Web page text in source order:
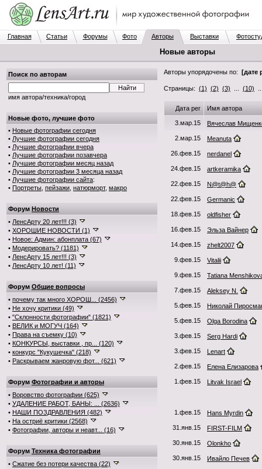
Главная Статьи Форумы Фото Авторы Выставки
Новые авторы
Поиск по авторам
имя автора/техника/город
Новые фото, лучшие фото
• Новые фотографии сегодня
• Лучшие фотографии сегодня
• Лучшие фотографии вчера
• Лучшие фотографии позавчера
• Лучшие фотографии месяц назад
• Лучшие фотографии 3 месяца назад
• Лучшие фотографии сайта:
• Портреты пейзажи натюрморт, макро
Форум Новости
• ЛенсАрту 20 лет!!! (3)
• ХОРОШИЕ НОВОСТИ (1)
• Новое: Админ: абонплата (67)
• Модерировать? (1181)
• ЛенсАрту 15 лет!!! (3)
• ЛенсАрту 10 лет! (11)
Форум Общие вопросы
• почему так много ХОРОШ... (2456)
• Не хочу критики (49)
• "Склонности фотографии" (1821)
• ВЕЛИК и МОГУЧ (164)
• Права на съемку (10)
• КОНКУРСЫ, выставки , пр... (120)
• конкурс "Кукушечка" (218)
• Раскрываем жанровую фот... (621)
Форум Фотографии и авторы
• Воровство фотографии (625)
• УДАЛЕНИЕ РАБОТ, БАНЫ: ... (2636)
• НАШИ ПОЗДРАВЛЕНИЯ (482)
• На остриё критики (2568)
• Фотографии, авторы и неавт... (16)
Форум Техника фотографии
• Сжатие без потери качества (22)
Авторы упорядочены по: [дате
Страницы: (1) (2) (3) (10)
Дата рег Имя автора
3.мар.15 Вячеслав
2.мар.15 Meanuta
26.фев.15 nerdanel
24.фев.15 artkeramika
22.фев.15 N@t@h@
22.фев.15 Germanic
18.фев.15 oldfisher
16.фев.15 Эльза Вайнер
14.фев.15 zhelt2007
9.фев.15 Vitalii
9.фев.15 Tatiana
7.фев.15 Aleksey N.
5.фев.15 Николай
5.фев.15 Olga Borodina
3.фев.15 Serg Hardi
3.фев.15 Lenart
2.фев.15 Елена Елизарова
1.фев.15 Litvak Israel
1.фев.15 Hans Myrdin
31.янв.15 FIRST-FILM
30.янв.15 Olonkho
30.янв.15 Ивайло Печев